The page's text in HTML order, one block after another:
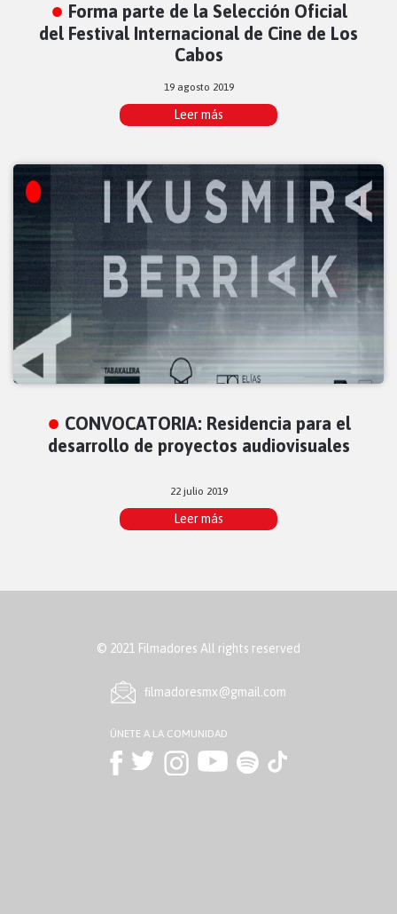
Forma parte de la Selección Oficial
del Festival Internacional de Cine de Los
Cabos
19 agosto 2019
Leer más
CONVOCATORIA: Residencia para el
desarrollo de proyectos audiovisuales
22 julio 2019
Leer más
© 2021 Filmadores All rights reserved
ﬁlmadoresmx@gmail.com
ÚNETE A LA COMUNIDAD